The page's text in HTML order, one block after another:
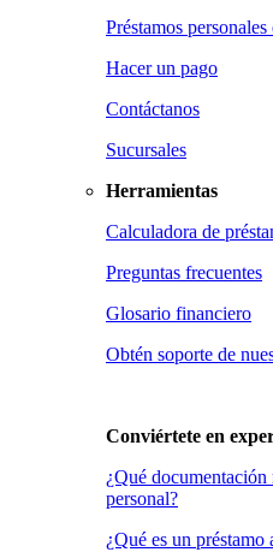
Préstamos
Hacer un pago
Contáctanos
Sucursales
Herramientas
Calculadora de
Preguntas frecuentes
Glosario financiero
Obtén soporte de
Conviértete en
¿Qué documentación
personal?
¿Qué es un préstamo